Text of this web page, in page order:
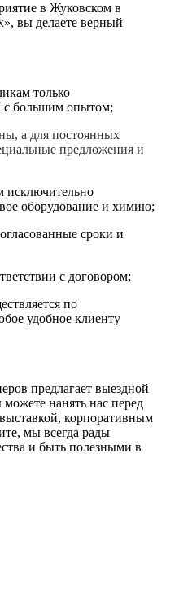
в Жуковском в
вы делаете верный
только
с большим опытом;
для постоянных
предложения и
оборудование и химию;
сроки и
с договором;
по
удобное клиенту
предлагает выездной
нанять нас перед
корпоративным
мы всегда рады
и быть полезными в